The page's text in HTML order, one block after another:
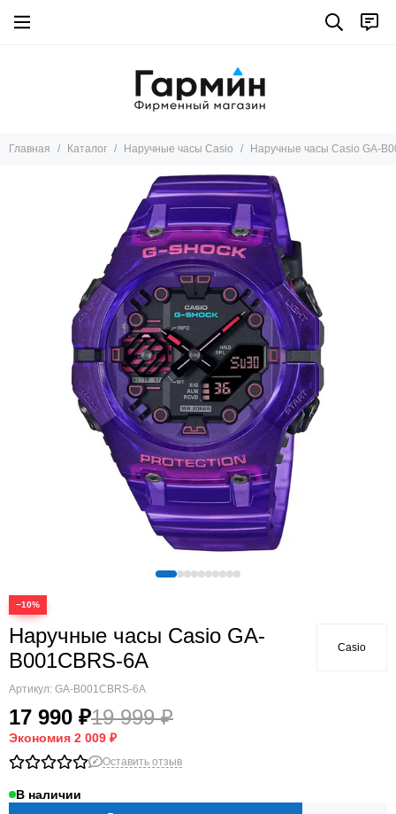
Главная Каталог Наручные часы Casio Наручные часы Casio GA-
−10%
Наручные часы Casio GA-
B001CBRS-6A
Артикул: GA-B001CBRS-6A
17 990 ₽19 999 ₽
Экономия 2 009 ₽
Casio
Оставить отзыв
В наличии